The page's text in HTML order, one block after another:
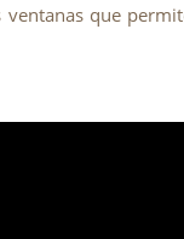
ventanas que